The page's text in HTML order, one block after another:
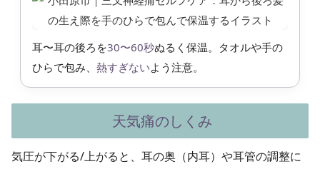
耳〜耳の後ろを30〜60秒ぬるく保温。タオルや手の
ひらで包み、 熱すぎないよう注意。
天気痛のしくみ
気圧が下がる/上がると、 耳の奥（内耳）や耳管の調整に